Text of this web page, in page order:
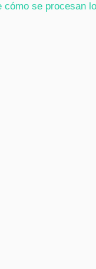
cómo se procesan